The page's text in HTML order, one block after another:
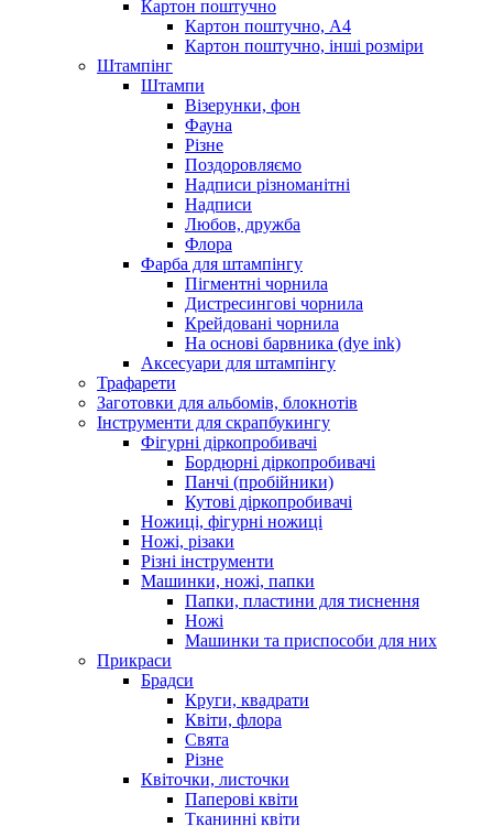
Картон поштучно
Картон поштучно, А4
Картон поштучно, інші розміри
Штампінг
Штампи
Візерунки, фон
Фауна
Різне
Поздоровляємо
Надписи різноманітні
Надписи
Любов, дружба
Флора
Фарба для штампінгу
Пігментні чорнила
Дистресингові чорнила
Крейдовані чорнила
На основі барвника (dye ink)
Аксесуари для штампінгу
Трафарети
Заготовки для альбомів, блокнотів
Інструменти для скрапбукингу
Фігурні діркопробивачі
Бордюрні діркопробивачі
Панчі (пробійники)
Кутові діркопробивачі
Ножиці, фігурні ножиці
Ножі, різаки
Різні інструменти
Машинки, ножі, папки
Папки, пластини для тиснення
Ножі
Машинки та приспособи для них
Прикраси
Брадси
Круги, квадрати
Квіти, флора
Свята
Різне
Квіточки, листочки
Паперові квіти
Тканинні квіти